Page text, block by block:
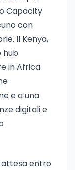
Capacity
con
Il Kenya,
hub
in Africa
e a una
digitali e
attesa entro